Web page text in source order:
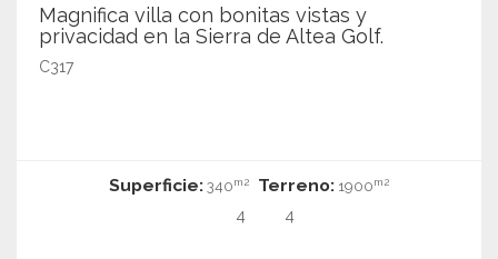
Magnifica villa con bonitas vistas y
privacidad en la Sierra de Altea Golf.
C317
Superficie: 340m2 Terreno: 1900m2
4 4